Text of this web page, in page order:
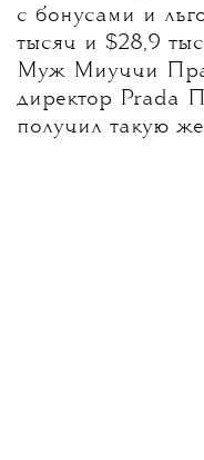
с бонусами и
тысяч и $28,9
Муж Миуччи
директор Prada
получил такую